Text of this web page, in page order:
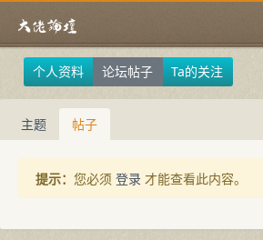
个人资料 论坛帖子 Ta的关注
主题 帖子
提示： 您必须 登录 才能查看此内容。